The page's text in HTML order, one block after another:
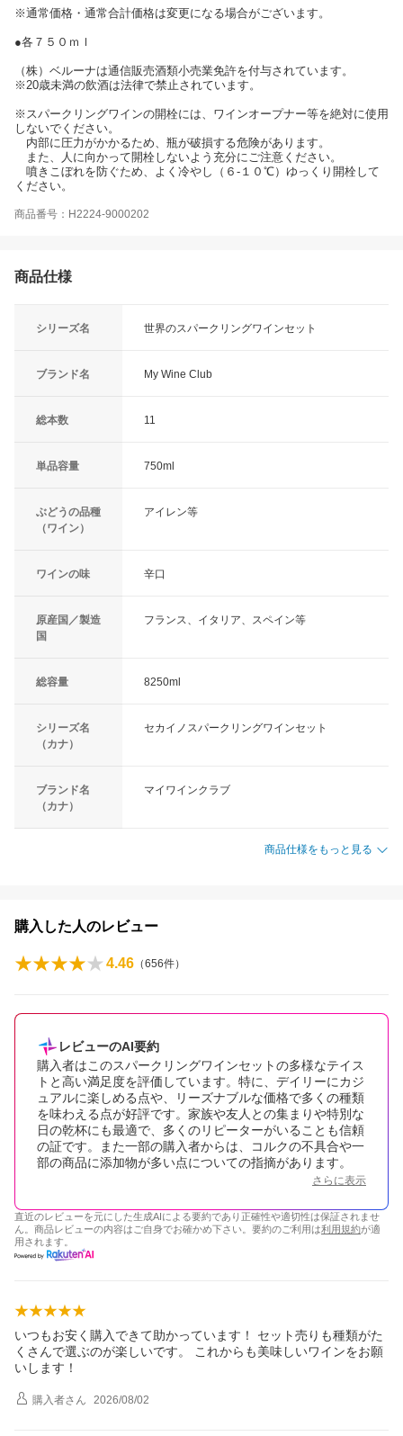
※通常価格・通常合計価格は変更になる場合がございます。
●各７５０ｍｌ
（株）ベルーナは通信販売酒類小売業免許を付与されています。
※20歳未満の飲酒は法律で禁止されています。
※スパークリングワインの開栓には、ワインオープナー等を絶対に使用
しないでください。
内部に圧力がかかるため、瓶が破損する危険があります。
また、人に向かって開栓しないよう充分にご注意ください。
噴きこぼれを防ぐため、よく冷やし（６-１０℃）ゆっくり開栓して
ください。
商品番号：H2224-9000202
商品仕様
シリーズ名 世界のスパークリングワインセット
ブランド名 My Wine Club
総本数 11
単品容量 750ml
ぶどうの品種
（ワイン）
アイレン等
ワインの味 辛口
原産国／製造
国
フランス、イタリア、スペイン等
総容量 8250ml
シリーズ名
（カナ）
セカイノスパークリングワインセット
ブランド名
（カナ）
マイワインクラブ
商品仕様をもっと見る
購入した人のレビュー
4.46 （656件）
レビューのAI要約
購入者はこのスパークリングワインセットの多様なテイス
トと高い満足度を評価しています。特に、デイリーにカジ
ュアルに楽しめる点や、リーズナブルな価格で多くの種類
を味わえる点が好評です。家族や友人との集まりや特別な
日の乾杯にも最適で、多くのリピーターがいることも信頼
の証です。また一部の購入者からは、コルクの不具合や一
部の商品に添加物が多い点についての指摘があります。
さらに表示
直近のレビューを元にした生成AIによる要約であり正確性や適切性は保証されませ
ん。商品レビューの内容はご自身でお確かめ下さい。要約のご利用は利用規約が適
用されます。
いつもお安く購入できて助かっています！ セット売りも種類がた
くさんで選ぶのが楽しいです。 これからも美味しいワインをお願
いします！
購入者さん 2026/08/02